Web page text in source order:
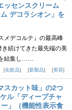
センスクリーム
デコラシオン」を
メデコルテ』の最高峰
続けてきた最先端の美
を結集し……
化粧品 新製品 美容
スカット味」の2つ
ル「ディープチャ
」（機能性表示食